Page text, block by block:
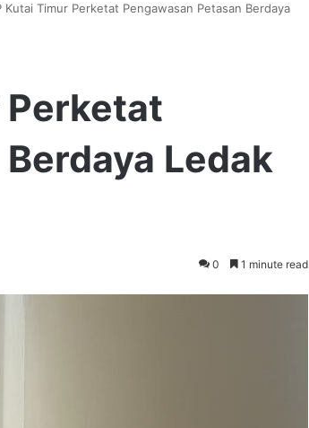
Kutai Timur Perketat Pengawasan Petasan Berdaya
Perketat
Ledak
0 1 minute read